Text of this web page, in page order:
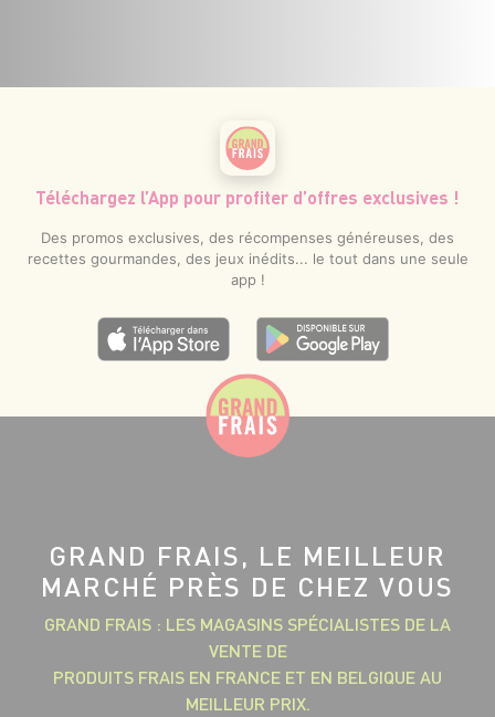
Téléchargez l’App pour profiter d’offres exclusives !
Des promos exclusives, des récompenses généreuses, des
recettes gourmandes, des jeux inédits... le tout dans une seule
app !
GRAND FRAIS, LE MEILLEUR
MARCHÉ PRÈS DE CHEZ VOUS
GRAND FRAIS : LES MAGASINS SPÉCIALISTES DE LA
VENTE DE
PRODUITS FRAIS EN FRANCE ET EN BELGIQUE AU
MEILLEUR PRIX.